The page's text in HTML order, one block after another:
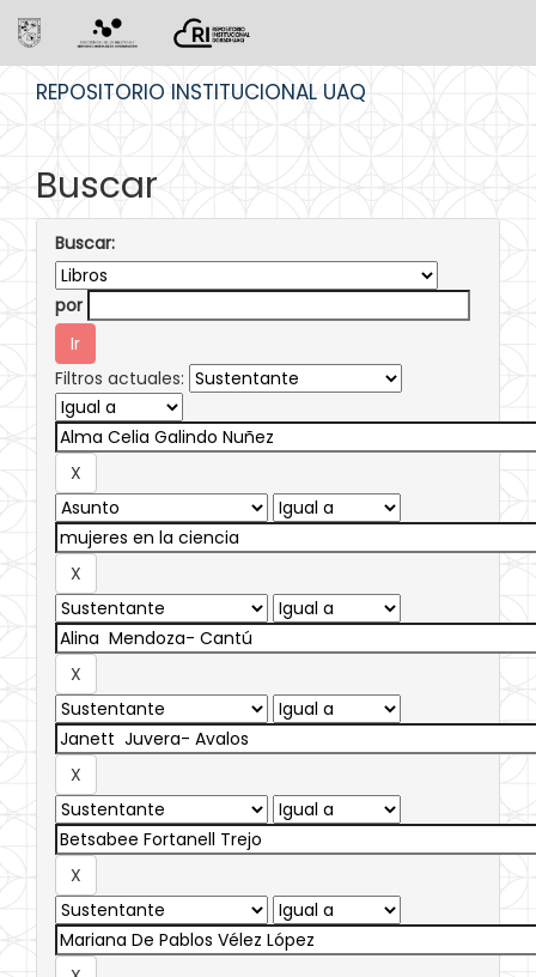
REPOSITORIO INSTITUCIONAL UAQ
Buscar
Buscar:
por
Filtros actuales: